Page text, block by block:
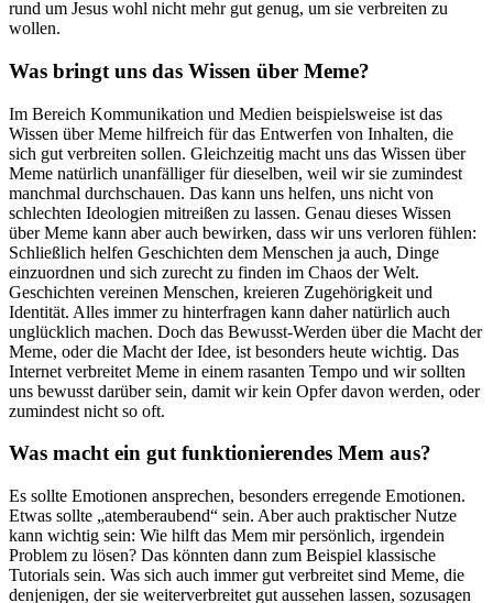
rund um Jesus wohl nicht mehr gut genug, um sie verbreiten zu
wollen.
Was bringt uns das Wissen über Meme?
Im Bereich Kommunikation und Medien beispielsweise ist das
Wissen über Meme hilfreich für das Entwerfen von Inhalten, die
sich gut verbreiten sollen. Gleichzeitig macht uns das Wissen über
Meme natürlich unanfälliger für dieselben, weil wir sie zumindest
manchmal durchschauen. Das kann uns helfen, uns nicht von
schlechten Ideologien mitreißen zu lassen. Genau dieses Wissen
über Meme kann aber auch bewirken, dass wir uns verloren fühlen:
Schließlich helfen Geschichten dem Menschen ja auch, Dinge
einzuordnen und sich zurecht zu finden im Chaos der Welt.
Geschichten vereinen Menschen, kreieren Zugehörigkeit und
Identität. Alles immer zu hinterfragen kann daher natürlich auch
unglücklich machen. Doch das Bewusst-Werden über die Macht der
Meme, oder die Macht der Idee, ist besonders heute wichtig. Das
Internet verbreitet Meme in einem rasanten Tempo und wir sollten
uns bewusst darüber sein, damit wir kein Opfer davon werden, oder
zumindest nicht so oft.
Was macht ein gut funktionierendes Mem aus?
Es sollte Emotionen ansprechen, besonders erregende Emotionen.
Etwas sollte „atemberaubend“ sein. Aber auch praktischer Nutze
kann wichtig sein: Wie hilft das Mem mir persönlich, irgendein
Problem zu lösen? Das könnten dann zum Beispiel klassische
Tutorials sein. Was sich auch immer gut verbreitet sind Meme, die
denjenigen, der sie weiterverbreitet gut aussehen lassen, sozusagen